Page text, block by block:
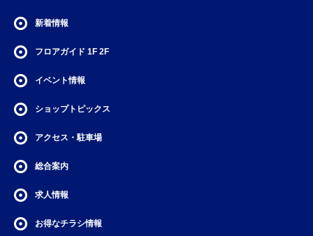
新着情報
フロアガイド 1F 2F
イベント情報
ショップトピックス
アクセス・駐車場
総合案内
求人情報
お得なチラシ情報